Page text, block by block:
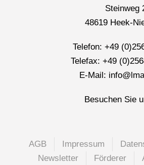
Steinweg
48619 Heek-
Telefon: +49
Telefax: +49
E-Mail:
Besuchen Sie
AGB Impressum
Newsletter
Förderer